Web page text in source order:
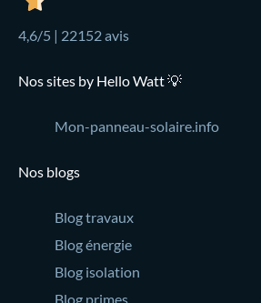
4,6/5 | 22152 avis
Nos sites by Hello Watt 💡
Mon-panneau-solaire.info
Nos blogs
Blog travaux
Blog énergie
Blog isolation
Blog primes